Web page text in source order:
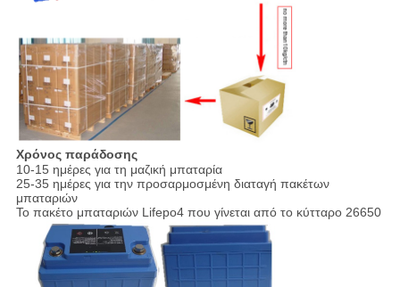
Χρόνος παράδοσης
10-15 ημέρες για τη μαζική μπαταρία
25-35 ημέρες για την προσαρμοσμένη διαταγή πακέτων
μπαταριών
Το πακέτο μπαταριών Lifepo4 που γίνεται από το κύτταρο 26650